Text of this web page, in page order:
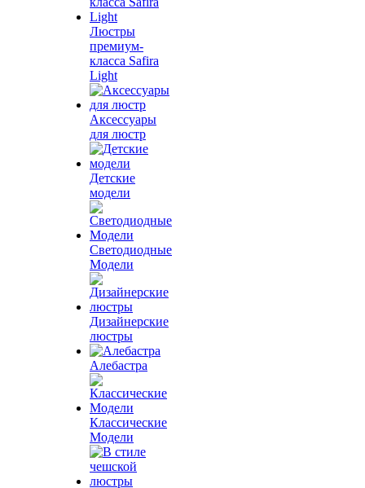
Люстры
премиум-
класса Safira
Light
Аксессуары
для люстр
Детские
модели
Светодиодные
Модели
Дизайнерские
люстры
Алебастра
Классические
Модели